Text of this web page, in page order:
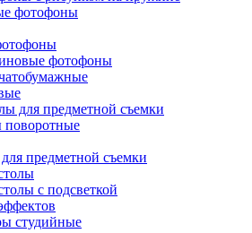
фотофоны
фотофоны
для предметной съемки
предметной съемки
с подсветкой
студийные